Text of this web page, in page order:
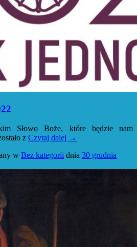
Słowo Boże, które będzie nam
z Czytaj dalej →
w Bez kategorii dnia 30 grudnia